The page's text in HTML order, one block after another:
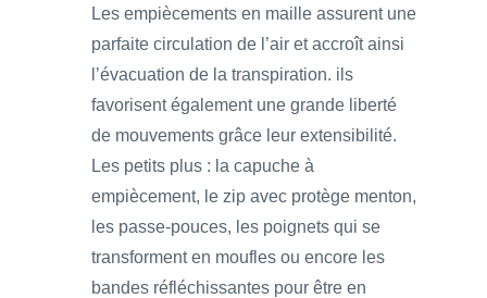
Les empiècements en maille assurent une
parfaite circulation de l’air et accroît ainsi
l’évacuation de la transpiration. ils
favorisent également une grande liberté
de mouvements grâce leur extensibilité.
Les petits plus : la capuche à
empiècement, le zip avec protège menton,
les passe-pouces, les poignets qui se
transforment en moufles ou encore les
bandes réfléchissantes pour être en